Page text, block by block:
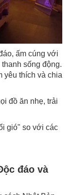
ấm cúng với
sống động.
yêu thích và chia
đồ ăn nhẹ, trải
gió" so với các
đáo và